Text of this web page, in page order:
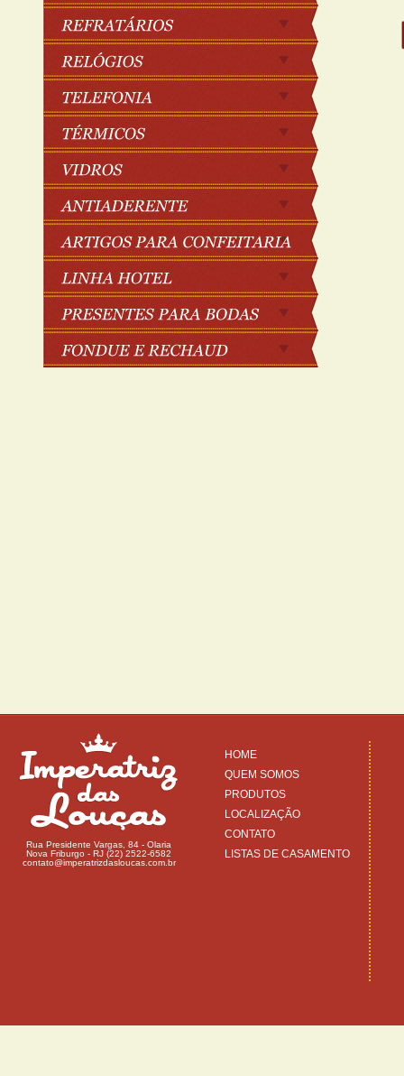
Rua Presidente Vargas, 84 - Olaria
Nova Friburgo - RJ (22) 2522-6582
contato@imperatrizdasloucas.com.br
HOME
QUEM SOMOS
PRODUTOS
LOCALIZAÇÃO
CONTATO
LISTAS DE CASAMENTO